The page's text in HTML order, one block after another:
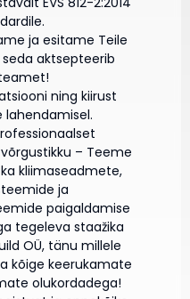
ja esitame Teile
aktsepteerib
ning kiirust
lahendamisel.
– Teeme
kliimaseadmete,
ja
paigaldamise
tegeleva staažika
OÜ, tänu millele
kõige keerukamate
olukordadega!